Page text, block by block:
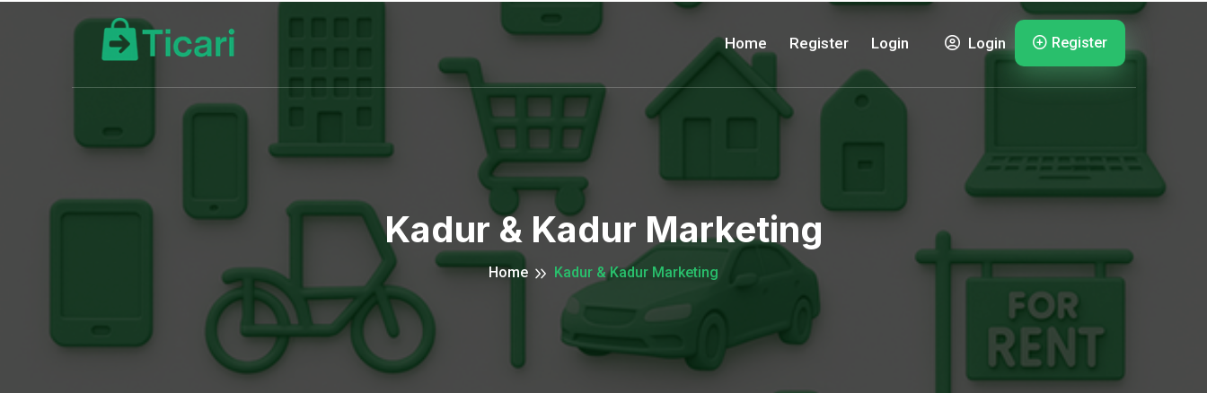
Home Register Login Login Register
Kadur & Kadur Marketing
Home Kadur & Kadur Marketing